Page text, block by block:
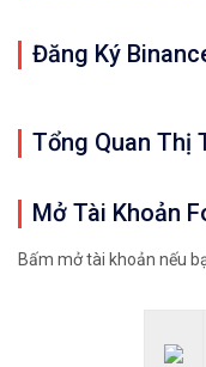
Đăng Ký
Tổng Quan Thị
Mở Tài Khoản
Bấm mở tài khoản nếu